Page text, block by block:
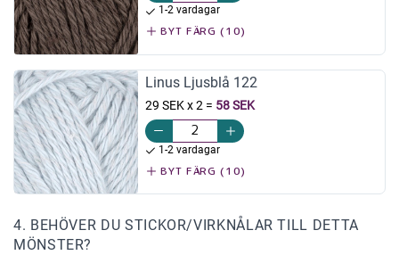
1-2 vardagar
BYT FÄRG (10)
Linus Ljusblå 122
29 SEK x 2 = 58 SEK
1-2 vardagar
BYT FÄRG (10)
4. BEHÖVER DU STICKOR/VIRKNÅLAR TILL DETTA
MÖNSTER?